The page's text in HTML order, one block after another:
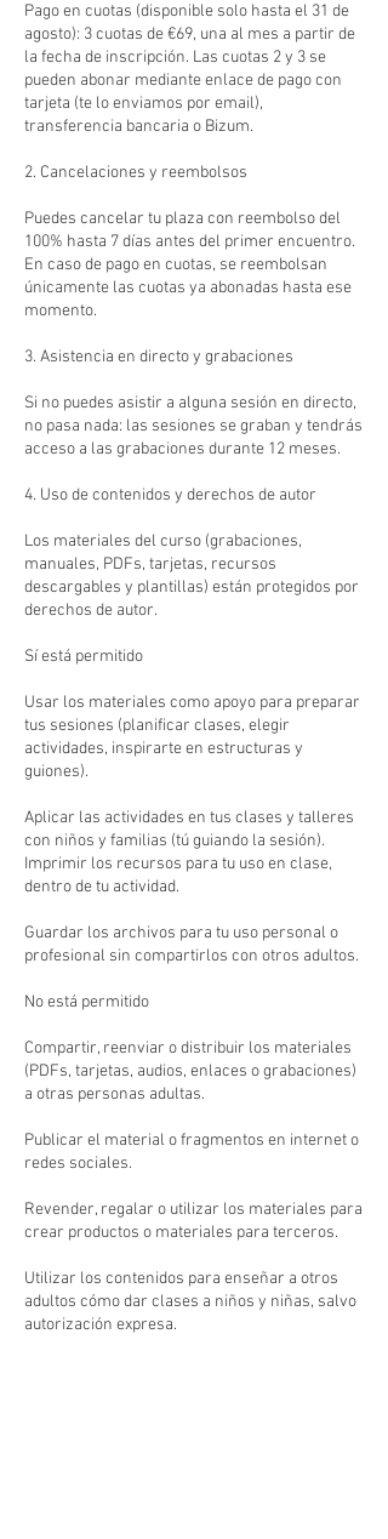
Pago en cuotas (disponible solo hasta el 31 de
agosto): 3 cuotas de €69, una al mes a partir de
la fecha de inscripción. Las cuotas 2 y 3 se
pueden abonar mediante enlace de pago con
tarjeta (te lo enviamos por email),
transferencia bancaria o Bizum.
2. Cancelaciones y reembolsos
Puedes cancelar tu plaza con reembolso del
100% hasta 7 días antes del primer encuentro.
En caso de pago en cuotas, se reembolsan
únicamente las cuotas ya abonadas hasta ese
momento.
3. Asistencia en directo y grabaciones
Si no puedes asistir a alguna sesión en directo,
no pasa nada: las sesiones se graban y tendrás
acceso a las grabaciones durante 12 meses.
4. Uso de contenidos y derechos de autor
Los materiales del curso (grabaciones,
manuales, PDFs, tarjetas, recursos
descargables y plantillas) están protegidos por
derechos de autor.
Sí está permitido
Usar los materiales como apoyo para preparar
tus sesiones (planificar clases, elegir
actividades, inspirarte en estructuras y
guiones).
Aplicar las actividades en tus clases y talleres
con niños y familias (tú guiando la sesión).
Imprimir los recursos para tu uso en clase,
dentro de tu actividad.
Guardar los archivos para tu uso personal o
profesional sin compartirlos con otros adultos.
No está permitido
Compartir, reenviar o distribuir los materiales
(PDFs, tarjetas, audios, enlaces o grabaciones)
a otras personas adultas.
Publicar el material o fragmentos en internet o
redes sociales.
Revender, regalar o utilizar los materiales para
crear productos o materiales para terceros.
Utilizar los contenidos para enseñar a otros
adultos cómo dar clases a niños y niñas, salvo
autorización expresa.